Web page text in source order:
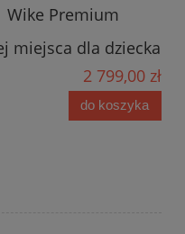
Wike Premium
miejsca dla dziecka
2 799,00 zł
do koszyka